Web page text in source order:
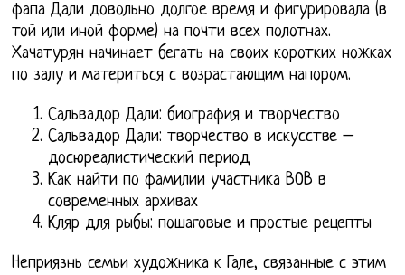
фапа Дали довольно долгое время и фигурировала (в
той или иной форме) на почти всех полотнах.
Хачатурян начинает бегать на своих коротких ножках
по залу и материться с возрастающим напором.
Сальвадор Дали: биография и творчество
Сальвадор Дали: творчество в искусстве –
досюреалистический период
Как найти по фамилии участника ВОВ в
современных архивах
Кляр для рыбы: пошаговые и простые рецепты
Неприязнь семьи художника к Гале, связанные с этим